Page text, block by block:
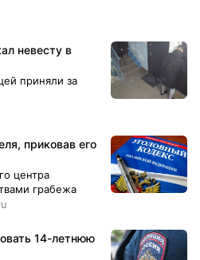
22 декабря двое
женщины с
вместе с
избавился от
Также
школьника в
лесного
на
в прошлом году.
невесту в
приняли за
приковав его
центра
грабежа
14-летнюю